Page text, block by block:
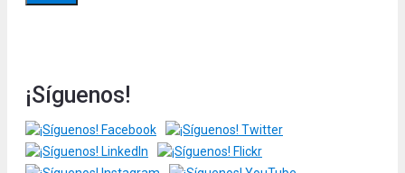
¡Síguenos!